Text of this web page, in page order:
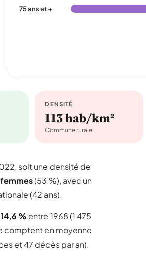
75 ans et +
DENSITÉ
113 hab/km²
Commune rurale
soit une densité de
femmes(53 %), avec un
(42 ans).
% entre 1968 (1 475
comptent en moyenne
et 47 décès par an).